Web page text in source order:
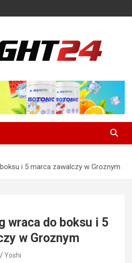
– MMA i K-1, UFC
i 5 marca zawalczy w Groznym
wraca do boksu i 5
w Groznym
Yoshi